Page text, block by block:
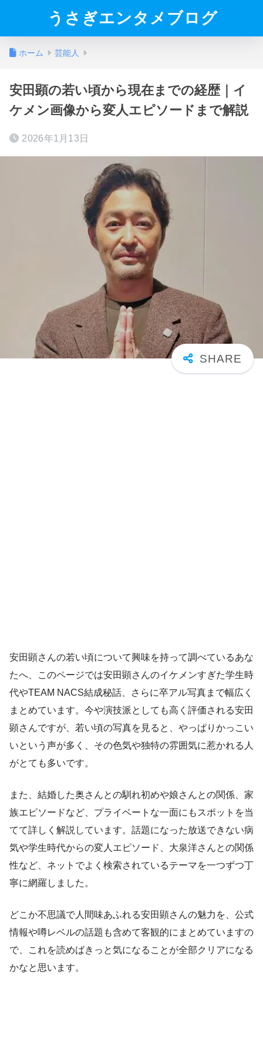
うさぎエンタメブログ
ホーム 芸能人
安田顕の若い頃から現在までの経歴｜イ
ケメン画像から変人エピソードまで解説
2026年1月13日
安田顕さんの若い頃について興味を持って調べているあな
たへ、このページでは安田顕さんのイケメンすぎた学生時
代やTEAM NACS結成秘話、さらに卒アル写真まで幅広く
まとめています。今や演技派としても高く評価される安田
顕さんですが、若い頃の写真を見ると、やっぱりかっこい
いという声が多く、その色気や独特の雰囲気に惹かれる人
がとても多いです。
また、結婚した奥さんとの馴れ初めや娘さんとの関係、家
族エピソードなど、プライベートな一面にもスポットを当
てて詳しく解説しています。話題になった放送できない病
気や学生時代からの変人エピソード、大泉洋さんとの関係
性など、ネットでよく検索されているテーマを一つずつ丁
寧に網羅しました。
どこか不思議で人間味あふれる安田顕さんの魅力を、公式
情報や噂レベルの話題も含めて客観的にまとめていますの
で、これを読めばきっと気になることが全部クリアになる
かなと思います。